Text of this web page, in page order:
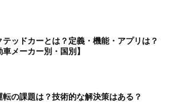
テッドカーとは？定義・機能・アプリは？
車メーカー別・国別】
転の課題は？技術的な解決策はある？